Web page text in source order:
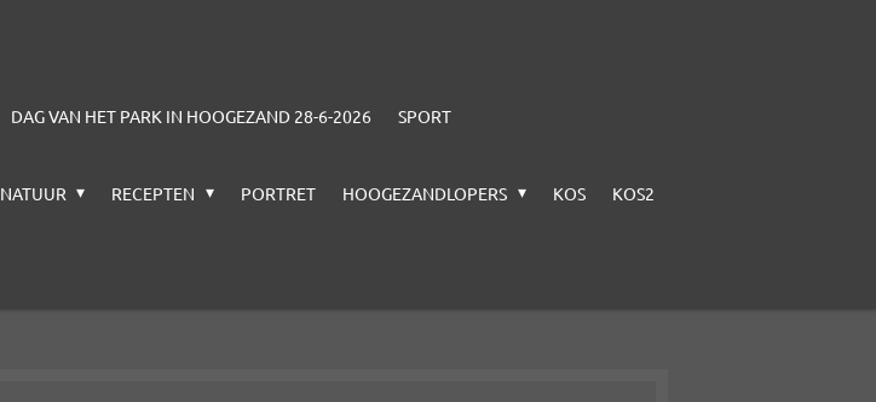
DAG VAN HET PARK IN HOOGEZAND 28-6-2026 SPORT
NATUUR RECEPTEN PORTRET HOOGEZANDLOPERS KOS KOS2